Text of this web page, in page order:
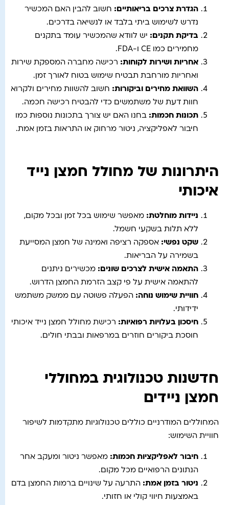
הגדרת צרכים בריאותיים: חשוב להבין האם המכשיר
נדרש לשימוש ביתי בלבד או לנשיאה בדרכים.
בדיקת תקנים: יש לוודא שהמכשיר עומד בתקנים
מחמירים כמו CE ו-FDA.
אחריות ושירות לקוחות: רכישה מחברה המספקת שירות
ואחריות מורחבת תבטיח שימוש בטוח לאורך זמן.
השוואת מחירים וביקורות: חשוב להשוות מחירים ולקרוא
חוות דעת של משתמשים כדי להבטיח רכישה חכמה.
תכונות חכמות: בחנו האם יש צורך בתכונות נוספות כמו
חיבור לאפליקציה, ניטור מרחוק או התראות בזמן אמת.
היתרונות של מחולל חמצן נייד
איכותי
ניידות מוחלטת: מאפשר שימוש בכל זמן ובכל מקום,
ללא תלות בשקעי חשמל.
שקט נפשי: אספקה רציפה ואמינה של חמצן המסייעת
בשמירה על הבריאות.
התאמה אישית לצרכים שונים: מכשירים ניתנים
להתאמה אישית על פי קצב הזרמת החמצן הדרוש.
חוויית שימוש נוחה: הפעלה פשוטה עם ממשק משתמש
ידידותי.
חיסכון בעלויות רפואיות: רכישת מחולל חמצן נייד איכותי
חוסכת ביקורים חוזרים במרפאות ובבתי חולים.
חדשנות טכנולוגית במחוללי
חמצן ניידים
המחוללים המודרניים כוללים טכנולוגיות מתקדמות לשיפור
חוויית השימוש:
חיבור לאפליקציות חכמות: מאפשר ניטור ומעקב אחר
הנתונים הרפואיים מכל מקום.
ניטור בזמן אמת: התרעה על שינויים ברמות החמצן בדם
באמצעות חיווי קולי או חזותי.